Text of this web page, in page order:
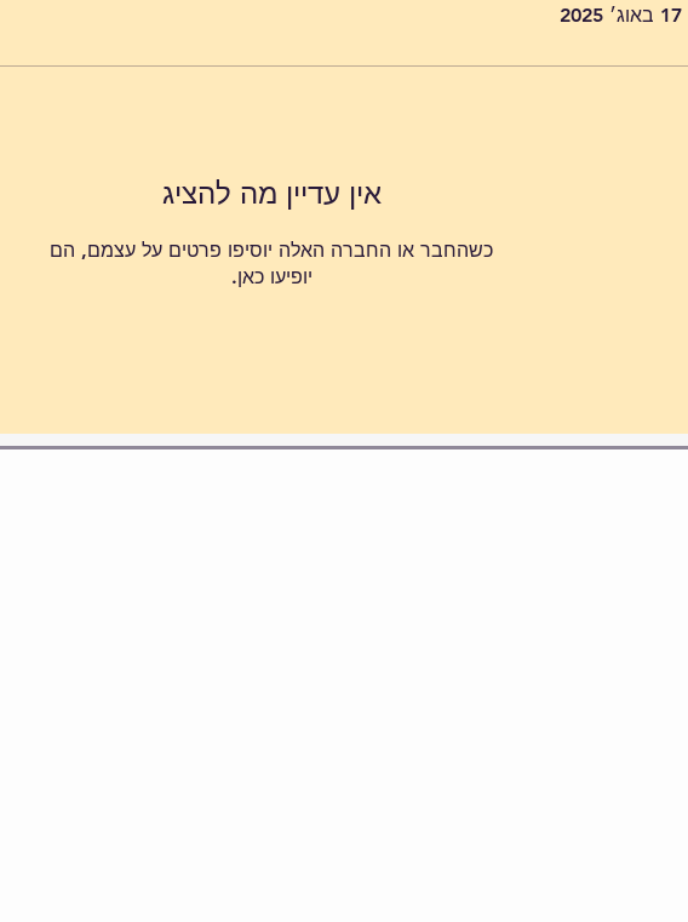
אין עדיין מה להציג
כשהחבר או החברה האלה יוסיפו פרטים על עצמם, הם
יופיעו כאן.